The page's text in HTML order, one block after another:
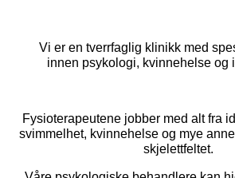
Vi er en tverrfaglig klinikk med
innen psykologi, kvinnehelse og
Fysioterapeutene jobber med alt fra
svimmelhet, kvinnehelse og mye
skjelettfeltet.